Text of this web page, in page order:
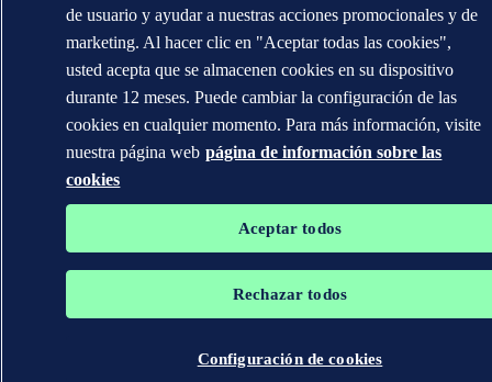
de usuario y ayudar a nuestras acciones promocionales y de
marketing. Al hacer clic en "Aceptar todas las cookies",
usted acepta que se almacenen cookies en su dispositivo
durante 12 meses. Puede cambiar la configuración de las
cookies en cualquier momento. Para más información, visite
nuestra página web página de información sobre las
cookies
Aceptar todos
Rechazar todos
Configuración de cookies